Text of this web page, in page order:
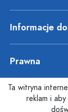
Informacje
Prawna
Ta witryna
reklam i